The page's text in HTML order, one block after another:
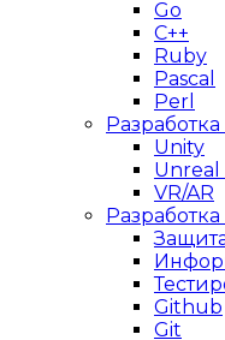
Go
C++
Ruby
Pascal
Perl
Unity
Unreal
VR/AR
Github
Git